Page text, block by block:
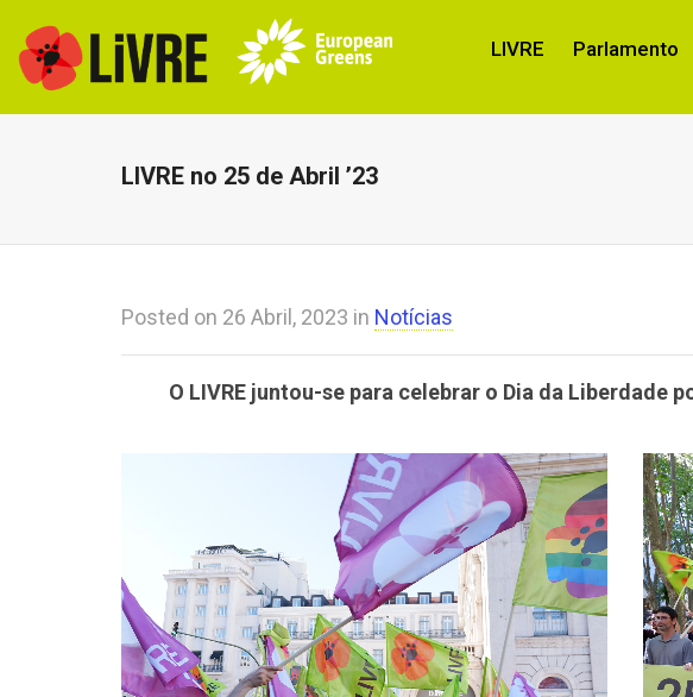
LIVRE Parlamento
LIVRE no 25 de Abril ’23
Posted on 26 Abril, 2023 in Notícias
O LIVRE juntou-se para celebrar o Dia da Liberdade